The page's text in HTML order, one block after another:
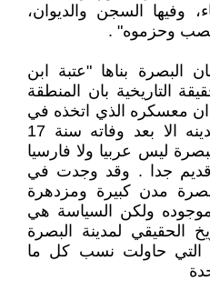
وفيها السجن والديوان،
وحزموه" .
البصرة بناها "عتبة ابن
التاريخية بان المنطقة
معسكره الذي اتخذه في
منطقة الخريبة لم يصبح مدينه الا بعد وفاته سنة 17
ليس عربيا ولا فارسيا
جدا . وقد وجدت في
مدن كبيرة ومزدهرة
موجوده ولكن السياسة هي
الحقيقي لمدينة البصرة
التي حاولت نسب كل ما